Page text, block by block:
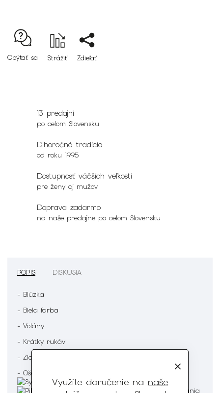
Využite doručenie na naše
Opýtať sa Strážiť Zdieľať
13 predajní
po celom Slovensku
Dlhoročná tradícia
od roku 1995
Dostupnosť väčších veľkostí
pre ženy aj mužov
Doprava zadarmo
na naše predajne po celom Slovensku
POPIS DISKUSIA
- Blúzka
- Biela farba
- Volány
- Krátky rukáv
- Zloženie : 70% Polyester 30% Viskóza
- Ošetrenie :